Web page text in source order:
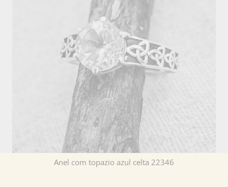
Anel com topazio azul celta 22346